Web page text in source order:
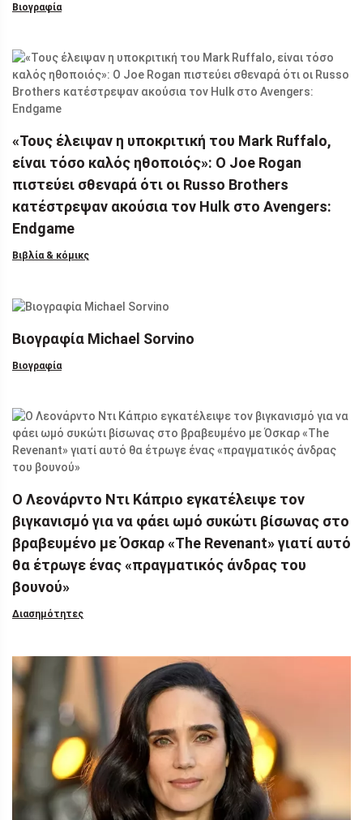
Βιογραφία
«Τους έλειψαν η υποκριτική του Mark Ruffalo,
είναι τόσο καλός ηθοποιός»: Ο Joe Rogan
πιστεύει σθεναρά ότι οι Russo Brothers
κατέστρεψαν ακούσια τον Hulk στο Avengers:
Endgame
Βιβλία & κόμικς
Βιογραφία Michael Sorvino
Βιογραφία
Ο Λεονάρντο Ντι Κάπριο εγκατέλειψε τον
βιγκανισμό για να φάει ωμό συκώτι βίσωνας στο
βραβευμένο με Όσκαρ «The Revenant» γιατί αυτό
θα έτρωγε ένας «πραγματικός άνδρας του
βουνού»
Διασημότητες